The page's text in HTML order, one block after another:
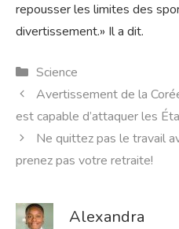
repousser les limites des
divertissement.» Il a dit.
Catégories
Science
Avertissement de la
est capable d’attaquer les
Ne quittez pas le travail
prenez pas votre retraite!
Alexandra